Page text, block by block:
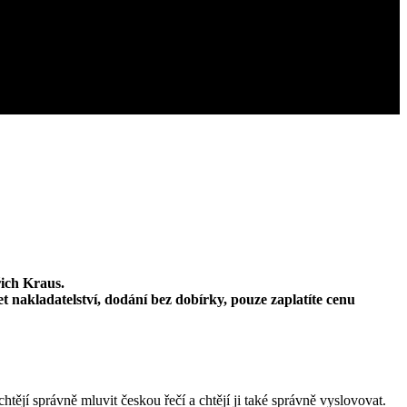
Kraus.
nakladatelství, dodání bez dobírky, pouze zaplatíte cenu
správně mluvit českou řečí a chtějí ji také správně vyslovovat.